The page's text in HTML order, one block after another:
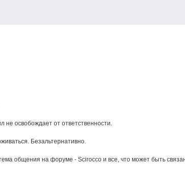
не освобождает от ответственности.
Безальтернативно.
общения на форуме - Scirocco и все, что может быть